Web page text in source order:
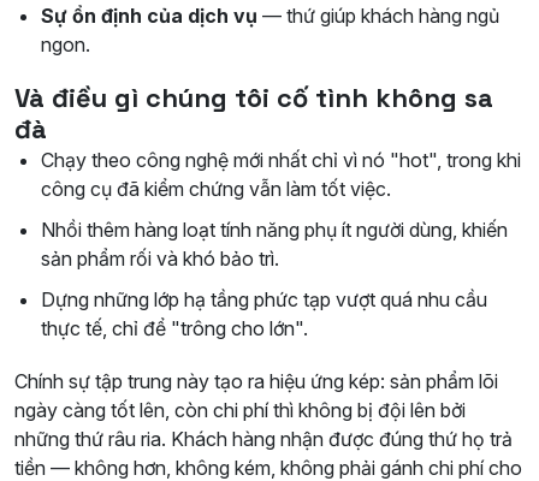
Sự ổn định của dịch vụ — thứ giúp khách hàng ngủ
ngon.
Và điều gì chúng tôi cố tình không sa
đà
Chạy theo công nghệ mới nhất chỉ vì nó "hot", trong khi
công cụ đã kiểm chứng vẫn làm tốt việc.
Nhồi thêm hàng loạt tính năng phụ ít người dùng, khiến
sản phẩm rối và khó bảo trì.
Dựng những lớp hạ tầng phức tạp vượt quá nhu cầu
thực tế, chỉ để "trông cho lớn".
Chính sự tập trung này tạo ra hiệu ứng kép: sản phẩm lõi
ngày càng tốt lên, còn chi phí thì không bị đội lên bởi
những thứ râu ria. Khách hàng nhận được đúng thứ họ trả
tiền — không hơn, không kém, không phải gánh chi phí cho